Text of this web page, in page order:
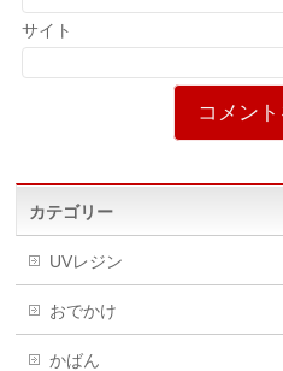
サイト
カテゴリー
UVレジン
おでかけ
かばん